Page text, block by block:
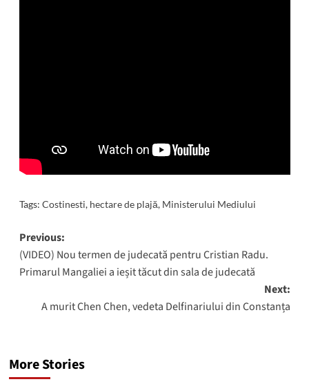
Tags: Costinesti, hectare de plajă, Ministerului Mediului
Post
navigation
Previous:
(VIDEO) Nou termen de judecată pentru Cristian Radu.
Primarul Mangaliei a ieșit tăcut din sala de judecată
Next:
A murit Chen Chen, vedeta Delfinariului din Constanța
More Stories